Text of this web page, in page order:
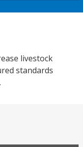
livestock
standards